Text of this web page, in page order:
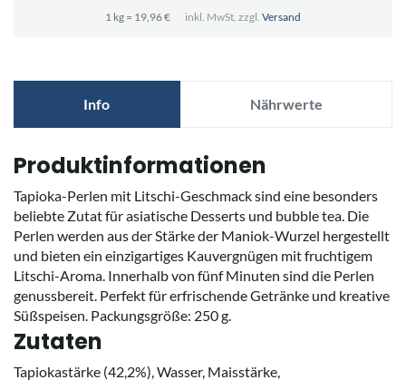
1 kg = 19,96 € inkl. MwSt. zzgl. Versand
Info Nährwerte
Produktinformationen
Tapioka-Perlen mit Litschi-Geschmack sind eine besonders
beliebte Zutat für asiatische Desserts und bubble tea. Die
Perlen werden aus der Stärke der Maniok-Wurzel hergestellt
und bieten ein einzigartiges Kauvergnügen mit fruchtigem
Litschi-Aroma. Innerhalb von fünf Minuten sind die Perlen
genussbereit. Perfekt für erfrischende Getränke und kreative
Süßspeisen. Packungsgröße: 250 g.
Zutaten
Tapiokastärke (42,2%), Wasser, Maisstärke,